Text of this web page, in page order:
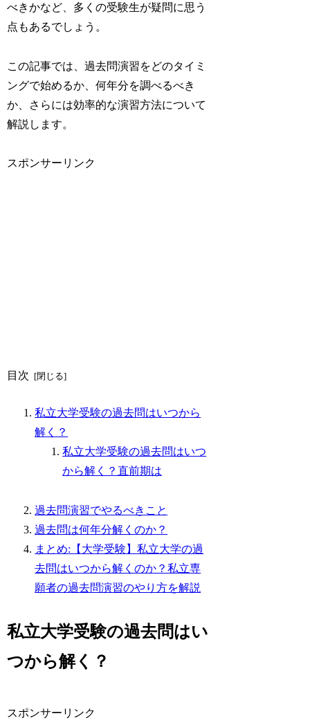
べきかなど、多くの受験生が疑問に思う
点もあるでしょう。
この記事では、過去問演習をどのタイミ
ングで始めるか、何年分を調べるべき
か、さらには効率的な演習方法について
解説します。
スポンサーリンク
目次
私立大学受験の過去問はいつから
解く？
私立大学受験の過去問はいつ
から解く？直前期は
過去問演習でやるべきこと
過去問は何年分解くのか？
まとめ:【大学受験】私立大学の過
去問はいつから解くのか？私立専
願者の過去問演習のやり方を解説
私立大学受験の過去問はい
つから解く？
スポンサーリンク